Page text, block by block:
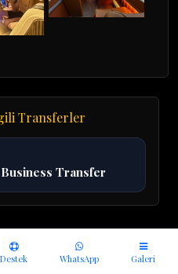
Destek WhatsApp Galeri
Transferler
Transfer